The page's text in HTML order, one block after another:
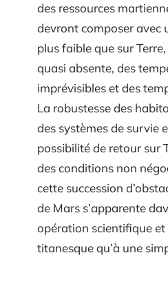
des ressources
devront composer avec
plus faible que sur
quasi absente, des
imprévisibles et des
La robustesse des
des systèmes de survie
possibilité de retour sur
des conditions non
cette succession
de Mars s’apparente
opération scientifique
titanesque qu’à une